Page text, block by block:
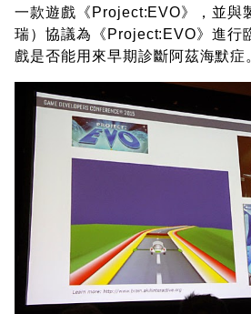
一款遊戲《Project:EVO》，並與
瑞）協議為《Project:EVO》進行
戲是否能用來早期診斷阿茲海默症